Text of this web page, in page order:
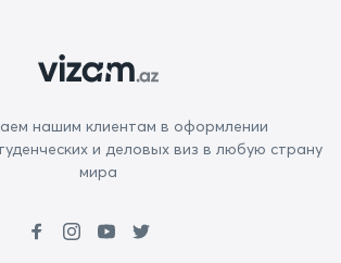
нашим клиентам в оформлении
и деловых виз в любую страну
мира